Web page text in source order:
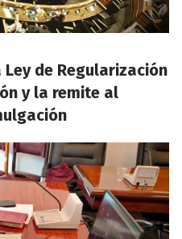
de Regularización
y la remite al